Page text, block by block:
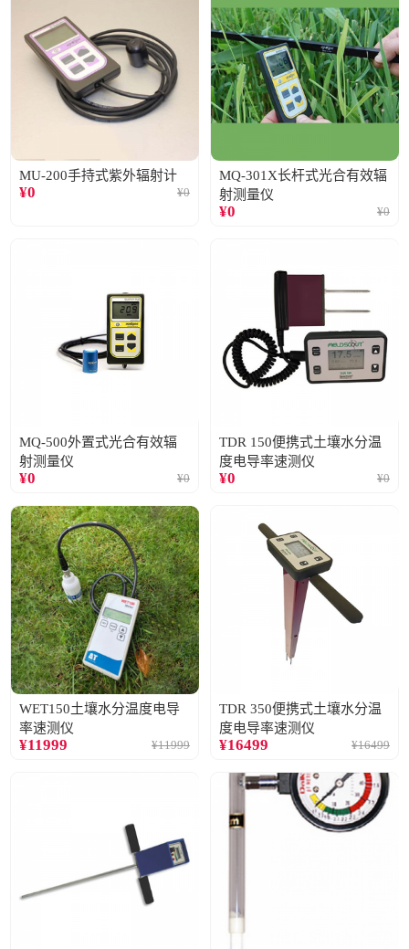
MU-200手持式紫外辐射计
¥0 ¥0
MQ-301X长杆式光合有效辐
射测量仪
¥0 ¥0
MQ-500外置式光合有效辐
射测量仪
¥0 ¥0
TDR 150便携式土壤水分温
度电导率速测仪
¥0 ¥0
WET150土壤水分温度电导
率速测仪
¥11999 ¥11999
TDR 350便携式土壤水分温
度电导率速测仪
¥16499 ¥16499